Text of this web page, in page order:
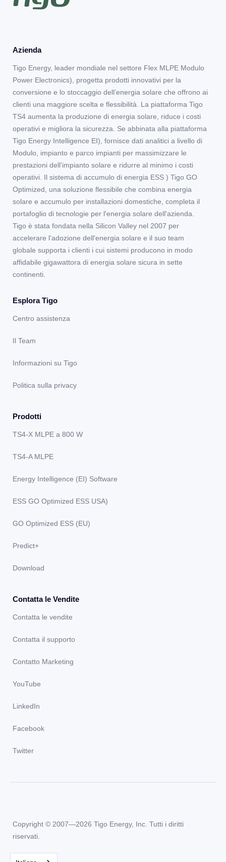
Azienda
Tigo Energy, leader mondiale nel settore Flex MLPE Modulo
Power Electronics), progetta prodotti innovativi per la
conversione e lo stoccaggio dell’energia solare che offrono ai
clienti una maggiore scelta e flessibilità. La piattaforma Tigo
TS4 aumenta la produzione di energia solare, riduce i costi
operativi e migliora la sicurezza. Se abbinata alla piattaforma
Tigo Energy Intelligence EI), fornisce dati analitici a livello di
Modulo, impianto e parco impianti per massimizzare le
prestazioni dell’impianto solare e ridurre al minimo i costi
operativi. Il sistema di accumulo di energia ESS ) Tigo GO
Optimized, una soluzione flessibile che combina energia
solare e accumulo per installazioni domestiche, completa il
portafoglio di tecnologie per l'energia solare dell'azienda.
Tigo è stata fondata nella Silicon Valley nel 2007 per
accelerare l'adozione dell'energia solare e il suo team
globale supporta i clienti i cui sistemi producono in modo
affidabile gigawattora di energia solare sicura in sette
continenti.
Esplora Tigo
Centro assistenza
Il Team
Informazioni su Tigo
Politica sulla privacy
Prodotti
TS4-X MLPE a 800 W
TS4-A MLPE
Energy Intelligence (EI) Software
ESS GO Optimized ESS USA)
GO Optimized ESS (EU)
Predict+
Download
Contatta le Vendite
Contatta le vendite
Contatta il supporto
Contatto Marketing
YouTube
LinkedIn
Facebook
Twitter
Copyright © 2007—2026 Tigo Energy, Inc. Tutti i diritti
riservati.